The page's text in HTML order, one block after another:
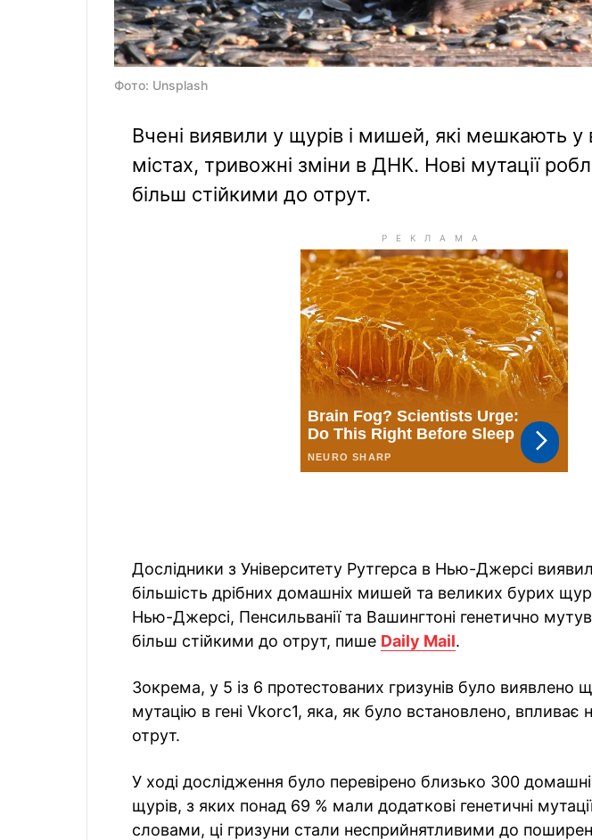
Фото: Unsplash
Вчені виявили у щурів і мишей, які мешкають у
містах, тривожні зміни в ДНК. Нові мутації
більш стійкими до отрут.
Дослідники з Університету Рутгерса в Нью-Джерсі
більшість дрібних домашніх мишей та великих бурих
Нью-Джерсі, Пенсильванії та Вашингтоні генетично
більш стійкими до отрут, пише Daily Mail.
Зокрема, у 5 із 6 протестованих гризунів було
мутацію в гені Vkorc1, яка, як було встановлено, впливає
отрут.
У ході дослідження було перевірено близько 300
щурів, з яких понад 69 % мали додаткові генетичні
словами, ці гризуни стали несприйнятливими до